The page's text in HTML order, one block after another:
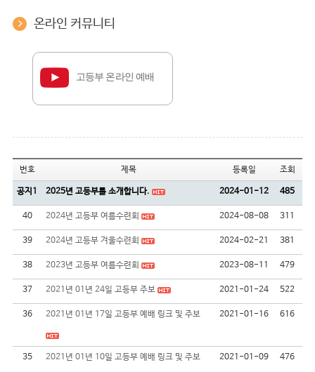
온라인 커뮤니티
고등부 온라인 예배
번호 제목 등록일 조회
공지1 2025년 고등부를 소개합니다. 2024-01-12 485
40 2024년 고등부 여름수련회 2024-08-08 311
39 2024년 고등부 겨울수련회 2024-02-21 381
38 2023년 고등부 여름수련회 2023-08-11 479
37 2021년 01년 24일 고등부 주보 2021-01-24 522
36 2021년 01년 17일 고등부 예배 링크 및 주보 2021-01-16 616
35 2021년 01년 10일 고등부 예배 링크 및 주보 2021-01-09 476